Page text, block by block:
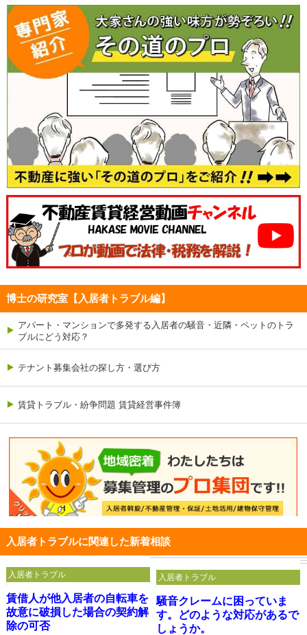
博士の研究室【入居者トラブル編】
アパート・マンションで多発する入居者の騒音・近隣・ペットのトラ
ブルにどう対応？
テナント募集会社の探し方・選び方
賃貸トラブル・紛争問題 賃貸経営事件簿
入居者トラブルに関連した新着相談
賃借人が他入居者の自転車を
故意に破損した場合の契約解
除の可否
入居者トラブル
騒音クレームに困っていま
す。どのような対応があるで
しょうか。
入居者トラブル